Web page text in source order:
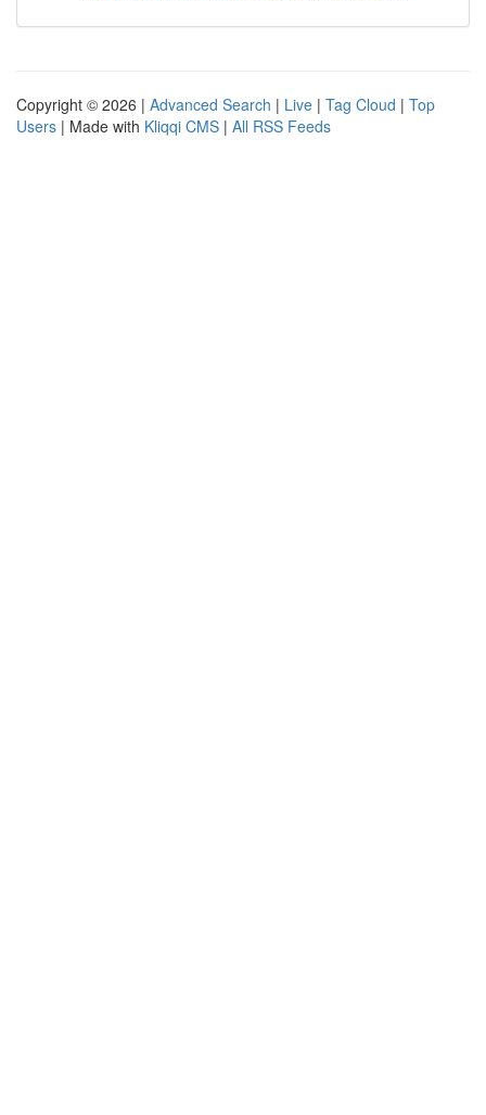
Copyright © 2026 | Advanced Search | Live | Tag Cloud | Top
Users | Made with Kliqqi CMS | All RSS Feeds